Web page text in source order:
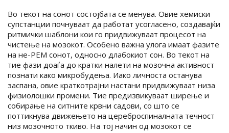
Во текот на сонот состојбата се менува. Овие хемиски
супстанции почнуваат да работат усогласено, создавајќи
ритмички шаблони кои го придвижуваат процесот на
чистење на мозокот. Особено важна улога имаат фазите
на не-РЕМ сонот, односно длабокиот сон. Во текот на
тие фази доаѓа до кратки налети на мозочна активност
познати како микробудења. Иако личноста останува
заспана, овие краткотрајни настани придвижуваат низа
физиолошки промени. Тие предизвикуваат ширење и
собирање на ситните крвни садови, со што се
поттикнува движењето на цереброспиналната течност
низ мозочното ткиво. На тој начин од мозокот се